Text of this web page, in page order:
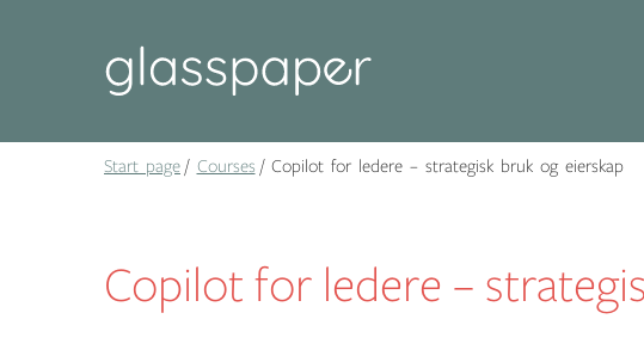
Start page Courses Copilot for ledere – strategisk bruk og eierskap
Copilot for ledere –